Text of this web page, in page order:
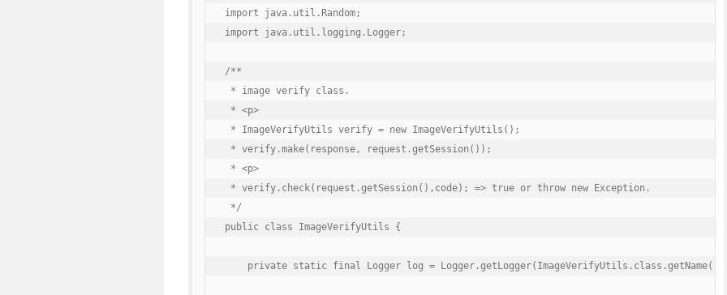
import java.util.Random;
import java.util.logging.Logger;
/**
* image verify class.
* <p>
* ImageVerifyUtils verify = new ImageVerifyUtils();
* verify.make(response, request.getSession());
* <p>
* verify.check(request.getSession(),code); => true or throw new Exception.
*/
public class ImageVerifyUtils {
private static final Logger log =